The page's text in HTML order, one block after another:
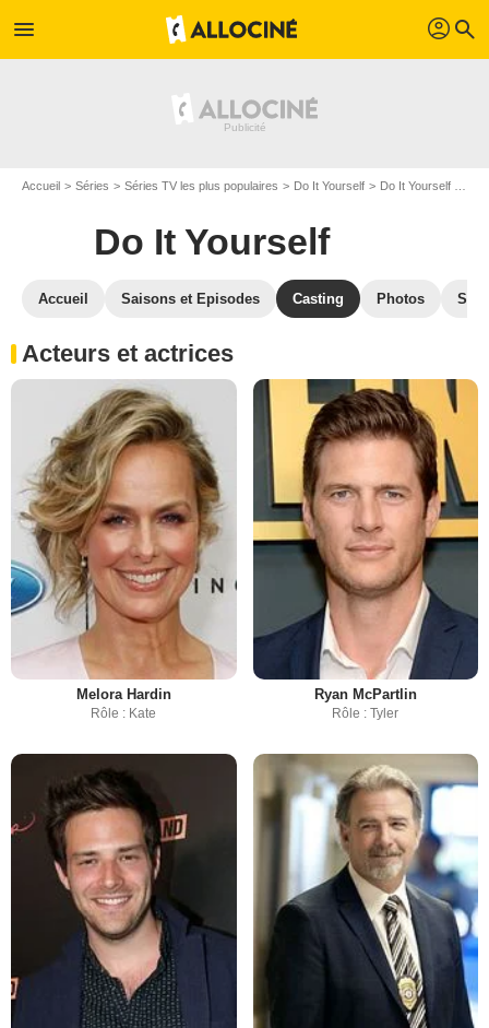
menu profil search
Accueil Séries Séries TV les plus populaires Do It Yourself Do It Yourself S01
Do It Yourself
Accueil Saisons et Episodes Casting Photos
Acteurs et actrices
Melora Hardin
Rôle : Kate
Ryan McPartlin
Rôle : Tyler